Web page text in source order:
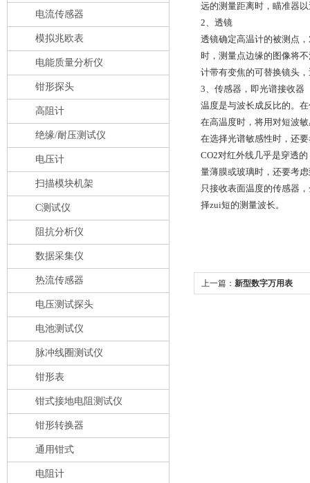
电流传感器
模拟兆欧表
电能质量分析仪
钳形探头
高阻计
绝缘/耐压测试仪
电压计
扫描模块机架
C测试仪
阻抗分析仪
数据采集仪
热流传感器
电压测试探头
电池测试仪
脉冲线圈测试仪
钳形表
钳式接地电阻测试仪
钳形转换器
通用钳式
电阻计
远的测量距离时，瞄准器
2、透镜
透镜确定高温计的被测点
时，测量点边缘的图像将
计带有变焦的可替换镜头
3、传感器，即光谱接收器
温度是与波长成反比的。
在高温度时，将用对短波
在选择光谱敏感性时，还
CO2对红外线几乎是穿透
量薄膜或玻璃时，还要考
只接收表面温度的传感器
择zui短的测量波长。
上一篇： 新型数字万用表